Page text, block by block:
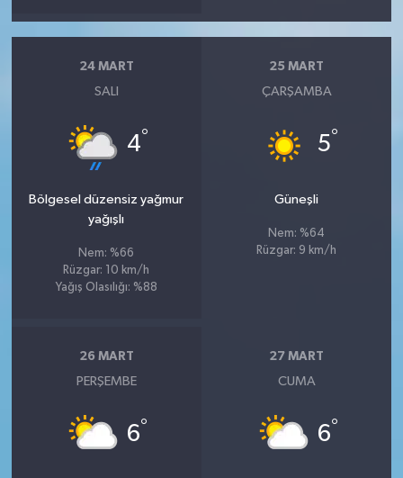
24 MART
SALI
4°
Bölgesel düzensiz yağmur
yağışlı
Nem: %66
Rüzgar: 10 km/h
Yağış Olasılığı: %88
25 MART
ÇARŞAMBA
5°
Güneşli
Nem: %64
Rüzgar: 9 km/h
26 MART
PERŞEMBE
6°
27 MART
CUMA
6°